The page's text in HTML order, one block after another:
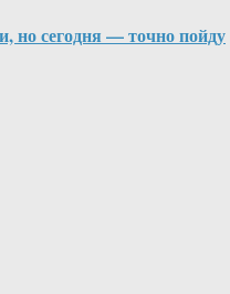
но сегодня — точно пойду